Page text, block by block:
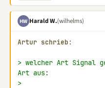
HW Harald W.(wilhelms)
Artur schrieb:
> welcher Art Signal
Art aus:
>